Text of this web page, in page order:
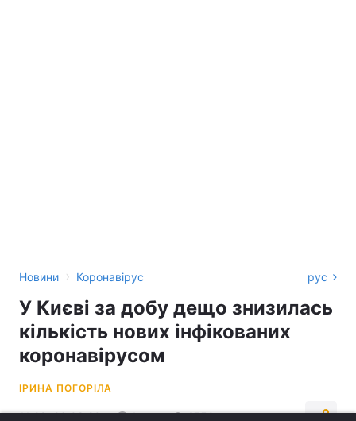
Новини › Коронавірус рус
У Києві за добу дещо знизилась
кількість нових інфікованих
коронавірусом
ІРИНА ПОГОРІЛА
11:29, 26.08.20 1 хв. 1550